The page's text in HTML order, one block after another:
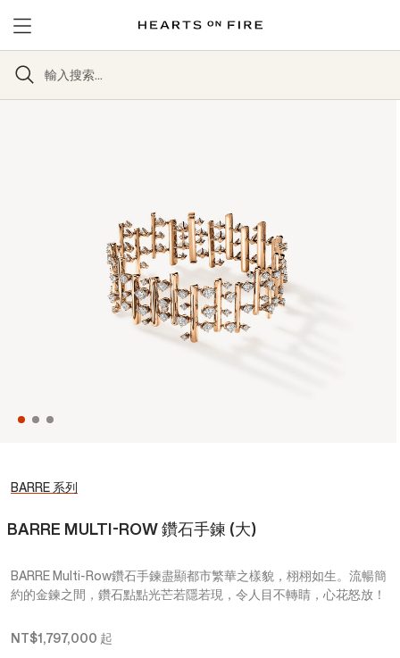
BARRE 系列
BARRE MULTI-ROW 鑽石手鍊 (大)
BARRE Multi-Row鑽石手鍊盡顯都市繁華之樣貌，栩栩如生。流暢簡
約的金鍊之間，鑽石點點光芒若隱若現，令人目不轉睛，心花怒放！
NT$1,797,000 起